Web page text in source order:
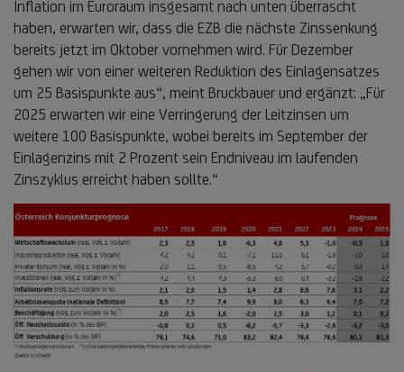
Inflation im Euroraum insgesamt nach unten überrascht
haben, erwarten wir, dass die EZB die nächste Zinssenkung
bereits jetzt im Oktober vornehmen wird. Für Dezember
gehen wir von einer weiteren Reduktion des Einlagensatzes
um 25 Basispunkte aus“, meint Bruckbauer und ergänzt: „Für
2025 erwarten wir eine Verringerung der Leitzinsen um
weitere 100 Basispunkte, wobei bereits im September der
Einlagenzins mit 2 Prozent sein Endniveau im laufenden
Zinszyklus erreicht haben sollte.“